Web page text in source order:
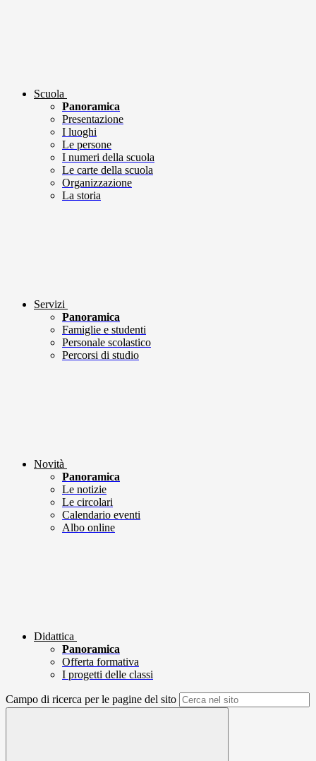
Scuola
Panoramica
Presentazione
I luoghi
Le persone
I numeri della scuola
Le carte della scuola
Organizzazione
La storia
Servizi
Panoramica
Famiglie e studenti
Personale scolastico
Percorsi di studio
Novità
Panoramica
Le notizie
Le circolari
Calendario eventi
Albo online
Didattica
Panoramica
Offerta formativa
I progetti delle classi
Campo di ricerca per le pagine del sito